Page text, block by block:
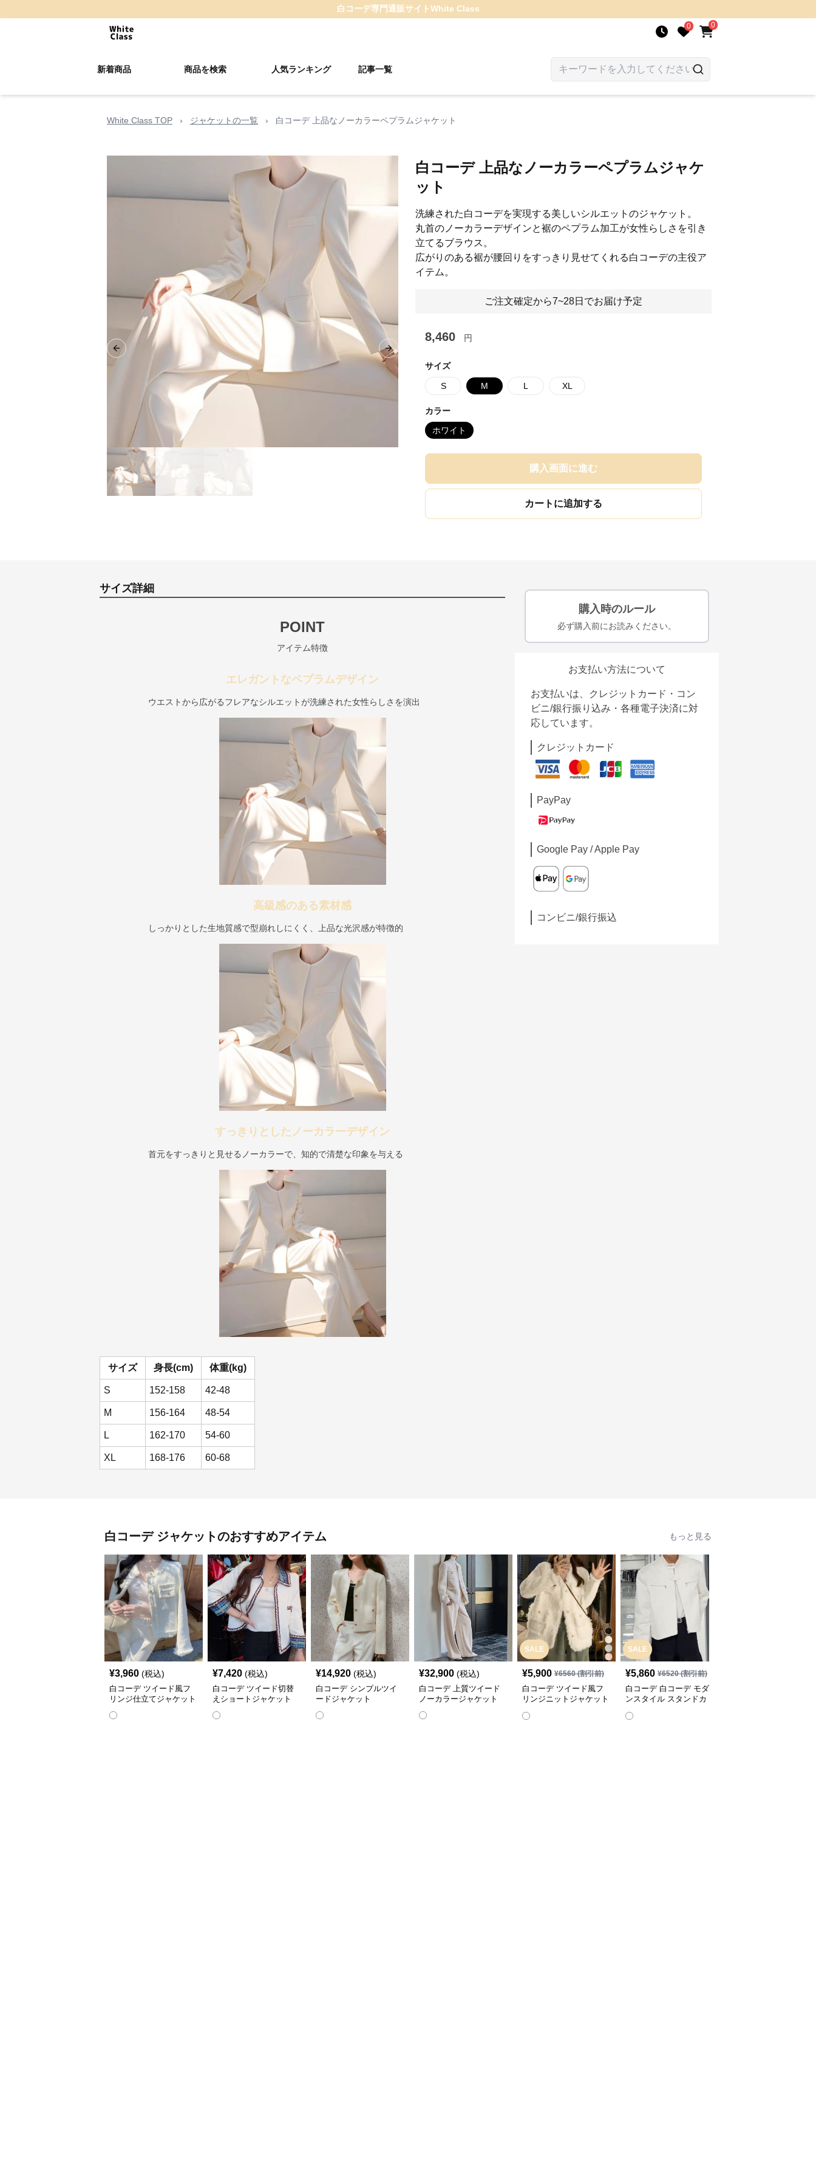
白コーデ専門通販サイトWhite Class
0 0
新着商品 商品を検索 人気ランキング 記事一覧
White Class TOP › ジャケットの一覧 › 白コーデ 上品なノーカラーペプラムジャケット
Previous slide Next slide
白コーデ 上品なノーカラーペプラムジャケ
ット
洗練された白コーデを実現する美しいシルエットのジャケット。
丸首のノーカラーデザインと裾のペプラム加工が女性らしさを引き
立てるブラウス。
広がりのある裾が腰回りをすっきり見せてくれる白コーデの主役ア
イテム。
ご注文確定から7~28日でお届け予定
8,460 円
サイズ
S M L XL
カラー
ホワイト
購入画面に進む
カートに追加する
サイズ詳細
POINT
アイテム特徴
エレガントなペプラムデザイン
ウエストから広がるフレアなシルエットが洗練された女性らしさを演出
高級感のある素材感
しっかりとした生地質感で型崩れしにくく、上品な光沢感が特徴的
すっきりとしたノーカラーデザイン
首元をすっきりと見せるノーカラーで、知的で清楚な印象を与える
サイズ 身長(cm) 体重(kg)
S 152-158 42-48
M 156-164 48-54
L 162-170 54-60
XL 168-176 60-68
購入時のルール
必ず購入前にお読みください。
お支払い方法について
お支払いは、クレジットカード・コン
ビニ/銀行振り込み・各種電子決済に対
応しています。
クレジットカード
PayPay
Google Pay / Apple Pay
コンビニ/銀行振込
白コーデ ジャケットのおすすめアイテム もっと見る
¥3,960 (税込)
白コーデ ツイード風フ
リンジ仕立てジャケット
¥7,420 (税込)
白コーデ ツイード切替
えショートジャケット
¥14,920 (税込)
白コーデ シンプルツイ
ードジャケット
¥32,900 (税込)
白コーデ 上質ツイード
ノーカラージャケット
SALE
¥5,900 ¥6560(割引前)
白コーデ ツイード風フ
リンジニットジャケット
SALE
¥5,860 ¥6520(割引前)
白コーデ 白コーデ モダ
ンスタイル スタンドカ